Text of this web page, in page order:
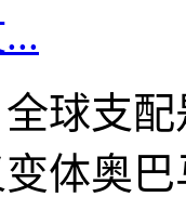
全球支
体奥